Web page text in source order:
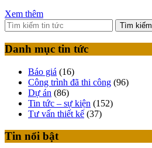
Xem thêm
Tìm kiếm
Danh mục tin tức
Báo giá (16)
Công trình đã thi công (96)
Dự án (86)
Tin tức – sự kiện (152)
Tư vấn thiết kế (37)
Tin nổi bật